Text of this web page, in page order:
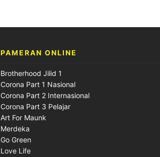
PAMERAN ONLINE
Brotherhood Jilid 1
Corona Part 1 Nasional
Corona Part 2 Internasional
Corona Part 3 Pelajar
Art For Maunk
Merdeka
Go Green
Love Life